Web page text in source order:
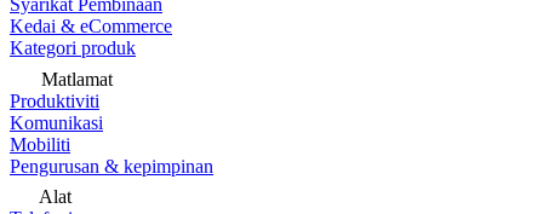
Syarikat Pembinaan
Kedai & eCommerce
Kategori produk
Matlamat
Produktiviti
Komunikasi
Mobiliti
Pengurusan & kepimpinan
Alat